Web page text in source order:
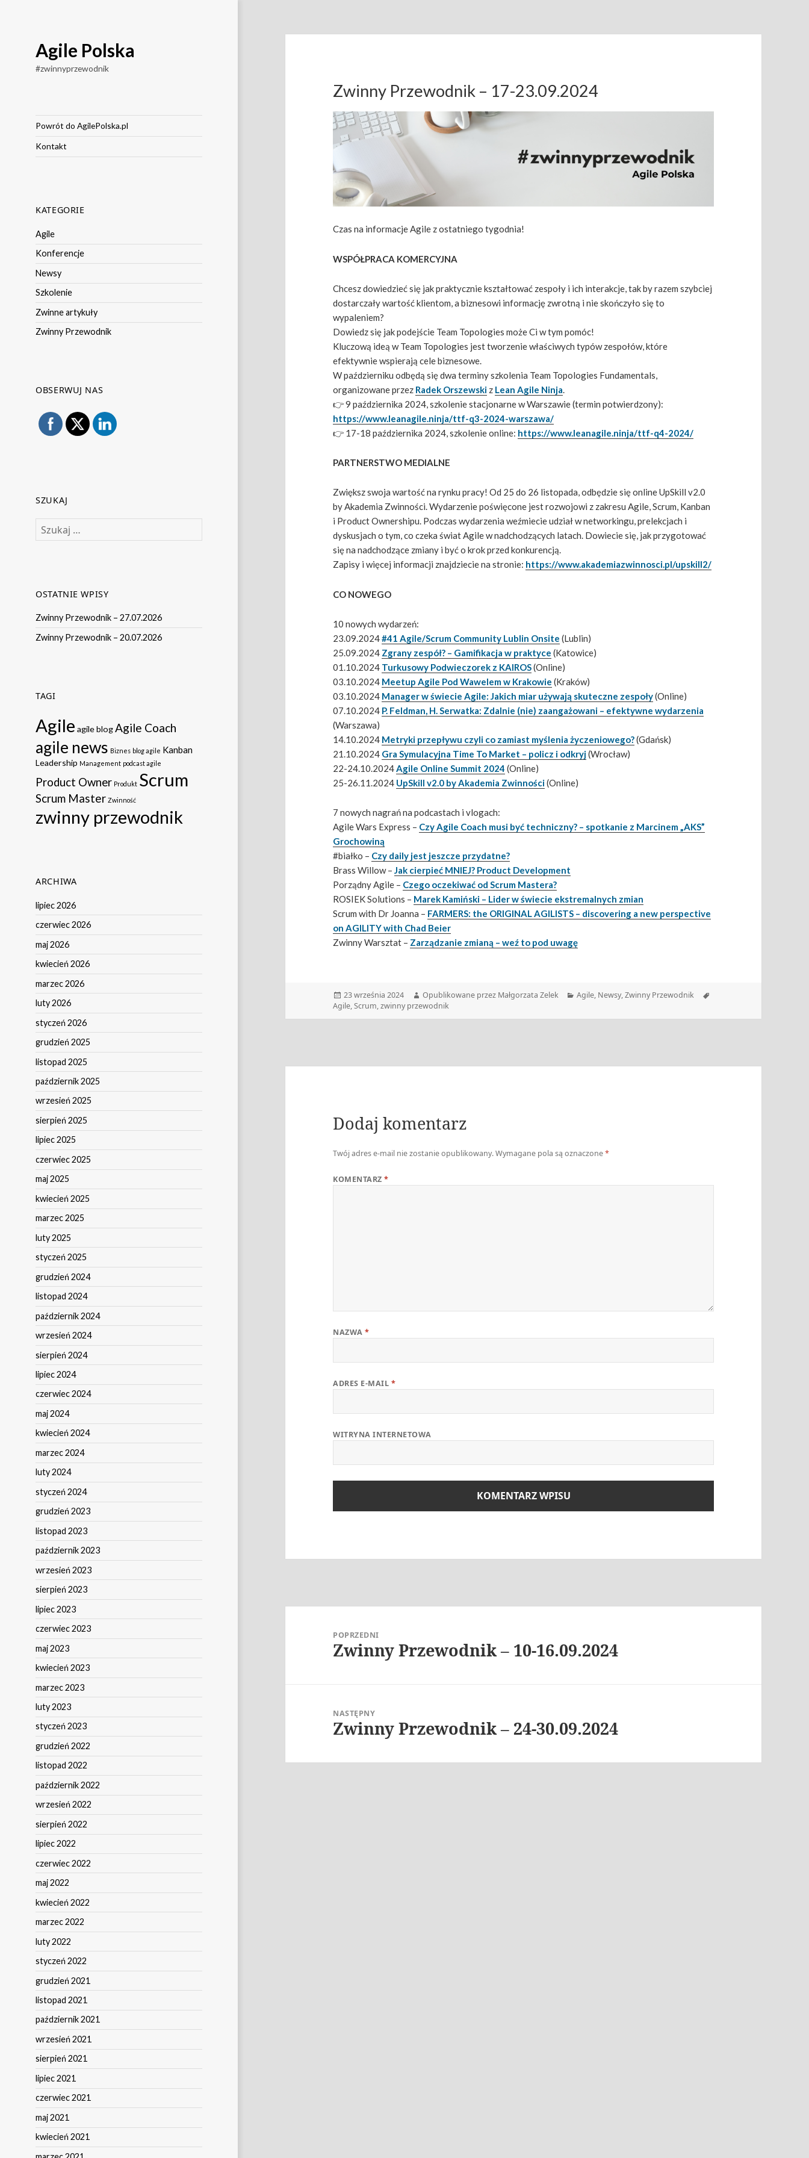
Agile Polska
#zwinnyprzewodnik
Powrót do AgilePolska.pl
Kontakt
KATEGORIE
Agile
Konferencje
Newsy
Szkolenie
Zwinne artykuły
Zwinny Przewodnik
OBSERWUJ NAS
SZUKAJ
OSTATNIE WPISY
Zwinny Przewodnik – 27.07.2026
Zwinny Przewodnik – 20.07.2026
TAGI
Agile agile blogAgile Coach
agile news Biznes blog agile Kanban
Leadership Management podcast agile
Product Owner Produkt Scrum
Scrum Master Zwinność
zwinny przewodnik
ARCHIWA
lipiec 2026
czerwiec 2026
maj 2026
kwiecień 2026
marzec 2026
luty 2026
styczeń 2026
grudzień 2025
listopad 2025
październik 2025
wrzesień 2025
sierpień 2025
lipiec 2025
czerwiec 2025
maj 2025
kwiecień 2025
marzec 2025
luty 2025
styczeń 2025
grudzień 2024
listopad 2024
październik 2024
wrzesień 2024
sierpień 2024
lipiec 2024
czerwiec 2024
maj 2024
kwiecień 2024
marzec 2024
luty 2024
styczeń 2024
grudzień 2023
listopad 2023
październik 2023
wrzesień 2023
sierpień 2023
lipiec 2023
czerwiec 2023
maj 2023
kwiecień 2023
marzec 2023
luty 2023
styczeń 2023
grudzień 2022
listopad 2022
październik 2022
wrzesień 2022
sierpień 2022
lipiec 2022
czerwiec 2022
maj 2022
kwiecień 2022
marzec 2022
luty 2022
styczeń 2022
grudzień 2021
listopad 2021
październik 2021
wrzesień 2021
sierpień 2021
lipiec 2021
czerwiec 2021
maj 2021
kwiecień 2021
Zwinny Przewodnik – 17-23.09.2024
Czas na informacje Agile z ostatniego tygodnia!
WSPÓŁPRACA KOMERCYJNA
Chcesz dowiedzieć się jak praktycznie kształtować zespoły i ich interakcje, tak by razem szybciej
dostarczały wartość klientom, a biznesowi informację zwrotną i nie skończyło się to
wypaleniem?
Dowiedz się jak podejście Team Topologies może Ci w tym pomóc!
Kluczową ideą w Team Topologies jest tworzenie właściwych typów zespołów, które
efektywnie wspierają cele biznesowe.
W październiku odbędą się dwa terminy szkolenia Team Topologies Fundamentals,
organizowane przez Radek Orszewski z Lean Agile Ninja.
👉 9 października 2024, szkolenie stacjonarne w Warszawie (termin potwierdzony):
https://www.leanagile.ninja/ttf-q3-2024-warszawa/
👉 17-18 października 2024, szkolenie online: https://www.leanagile.ninja/ttf-q4-2024/
PARTNERSTWO MEDIALNE
Zwiększ swoja wartość na rynku pracy! Od 25 do 26 listopada, odbędzie się online UpSkill v2.0
by Akademia Zwinności. Wydarzenie poświęcone jest rozwojowi z zakresu Agile, Scrum, Kanban
i Product Ownershipu. Podczas wydarzenia weźmiecie udział w networkingu, prelekcjach i
dyskusjach o tym, co czeka świat Agile w nadchodzących latach. Dowiecie się, jak przygotować
się na nadchodzące zmiany i być o krok przed konkurencją.
Zapisy i więcej informacji znajdziecie na stronie: https://www.akademiazwinnosci.pl/upskill2/
CO NOWEGO
10 nowych wydarzeń:
23.09.2024#41 Agile/Scrum Community Lublin Onsite (Lublin)
25.09.2024 Zgrany zespół? – Gamifikacja w praktyce (Katowice)
01.10.2024 Turkusowy Podwieczorek z KAIROS(Online)
03.10.2024 Meetup Agile Pod Wawelem w Krakowie (Kraków)
03.10.2024 Manager w świecie Agile: Jakich miar używają skuteczne zespoły(Online)
07.10.2024 P. Feldman, H. Serwatka: Zdalnie (nie) zaangażowani – efektywne wydarzenia
(Warszawa)
14.10.2024 Metryki przepływu czyli co zamiast myślenia życzeniowego?(Gdańsk)
21.10.2024 Gra Symulacyjna Time To Market – policz i odkryj(Wrocław)
22-24.10.2024Agile Online Summit 2024 (Online)
25-26.11.2024 UpSkill v2.0 by Akademia Zwinności(Online)
7 nowych nagrań na podcastach i vlogach:
Agile Wars Express – Czy Agile Coach musi być techniczny? – spotkanie z Marcinem „AKS”
Grochowiną
#białko – Czy daily jest jeszcze przydatne?
Brass Willow –Jak cierpieć MNIEJ? Product Development
Porządny Agile – Czego oczekiwać od Scrum Mastera?
ROSIEK Solutions – Marek Kamiński – Lider w świecie ekstremalnych zmian
Scrum with Dr Joanna – FARMERS: the ORIGINAL AGILISTS – discovering a new perspective
on AGILITY with Chad Beier
Zwinny Warsztat – Zarządzanie zmianą – weź to pod uwagę
Data
publikacji
23 września 2024 Autor
Opublikowane przez Małgorzata Zelek Kategorie
Agile, Newsy,Zwinny Przewodnik
Agile,Scrum,zwinny przewodnik
Dodaj komentarz
Twój adres e-mail nie zostanie opublikowany.Wymagane pola są oznaczone*
KOMENTARZ*
NAZWA*
ADRES E-MAIL *
WITRYNA INTERNETOWA
POPRZEDNI
Poprzedni
Zwinny Przewodnik – 10-16.09.2024
NASTĘPNY
Następny
Zwinny Przewodnik – 24-30.09.2024